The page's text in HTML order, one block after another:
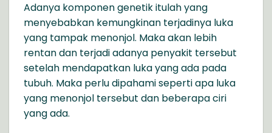
Adanya komponen genetik itulah yang
menyebabkan kemungkinan terjadinya luka
yang tampak menonjol. Maka akan lebih
rentan dan terjadi adanya penyakit tersebut
setelah mendapatkan luka yang ada pada
tubuh. Maka perlu dipahami seperti apa luka
yang menonjol tersebut dan beberapa ciri
yang ada.